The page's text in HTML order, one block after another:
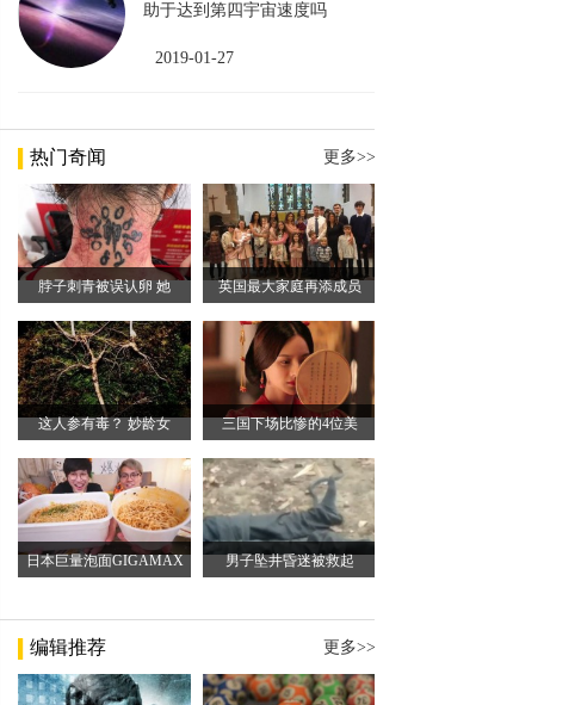
助于达到第四宇宙速度吗
2019-01-27
热门奇闻 更多>>
脖子刺青被误认卵 她 英国最大家庭再添成员
这人参有毒？ 妙龄女 三国下场比惨的4位美
日本巨量泡面GIGAMAX 男子坠井昏迷被救起
编辑推荐 更多>>